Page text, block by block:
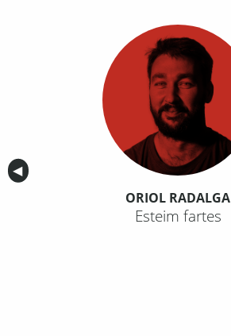
Anterior
◀︎
ORIOL RADALGA
Esteim fartes